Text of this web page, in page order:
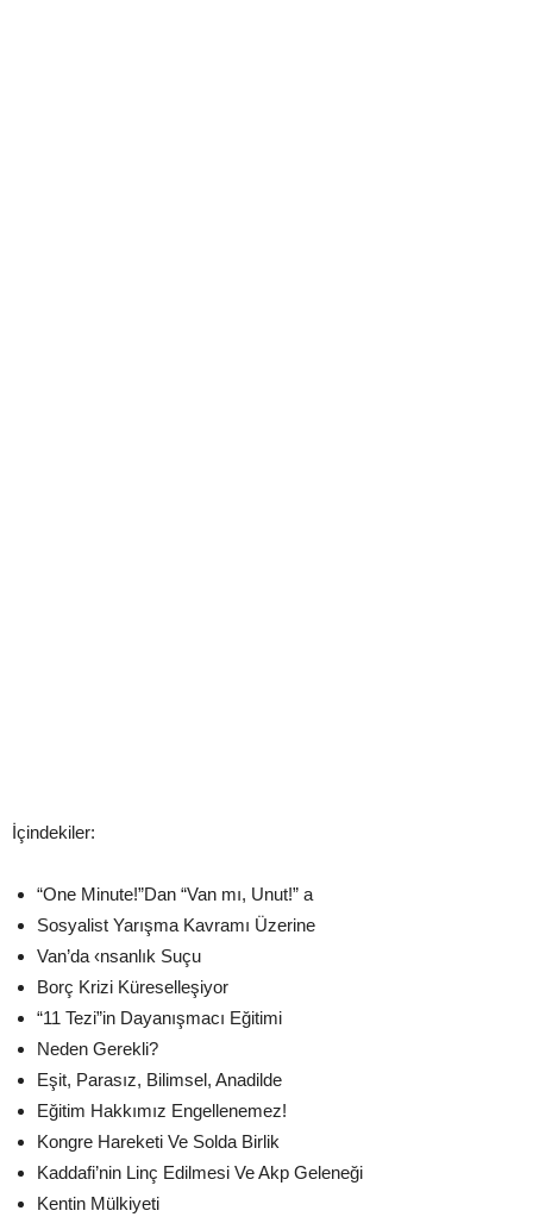
İçindekiler:
“One Minute!”Dan “Van mı, Unut!” a
Sosyalist Yarışma Kavramı Üzerine
Van’da ‹nsanlık Suçu
Borç Krizi Küreselleşiyor
“11 Tezi”in Dayanışmacı Eğitimi
Neden Gerekli?
Eşit, Parasız, Bilimsel, Anadilde
Eğitim Hakkımız Engellenemez!
Kongre Hareketi Ve Solda Birlik
Kaddafi’nin Linç Edilmesi Ve Akp Geleneği
Kentin Mülkiyeti